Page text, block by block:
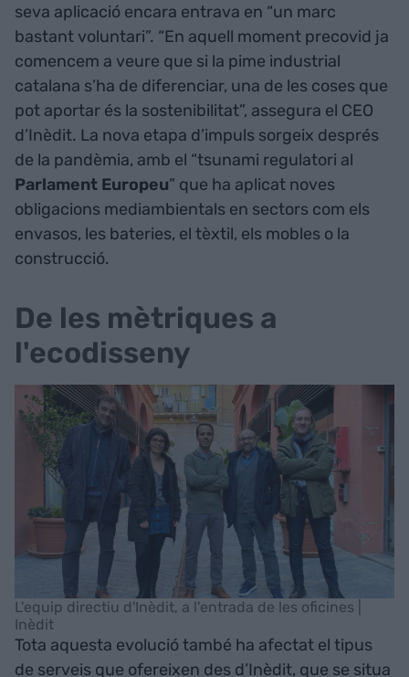
seva aplicació encara entrava en “un marc
bastant voluntari”. “En aquell moment precovid ja
comencem a veure que si la pime industrial
catalana s’ha de diferenciar, una de les coses que
pot aportar és la sostenibilitat”, assegura el CEO
d’Inèdit. La nova etapa d’impuls sorgeix després
de la pandèmia, amb el “tsunami regulatori al
Parlament Europeu” que ha aplicat noves
obligacions mediambientals en sectors com els
envasos, les bateries, el tèxtil, els mobles o la
construcció.
De les mètriques a
l'ecodisseny
L'equip directiu d'Inèdit, a l'entrada de les oficines |
Inèdit
Tota aquesta evolució també ha afectat el tipus
de serveis que ofereixen des d’Inèdit, que se situa